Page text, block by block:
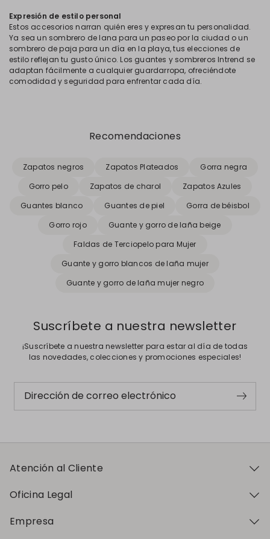
Expresión de estilo personal
Estos accesorios narran quién eres y expresan tu personalidad.
Ya sea un sombrero de lana para un paseo por la ciudad o un
sombrero de paja para un día en la playa, tus elecciones de
estilo reflejan tu gusto único. Los guantes y sombreros Intrend se
adaptan fácilmente a cualquier guardarropa, ofreciéndote
comodidad y seguridad para enfrentar cada día.
Recomendaciones
Zapatos negros Zapatos Plateados
Gorra negra
Gorro pelo
Zapatos de charol
Zapatos Azules
Guantes blanco
Guantes de piel
Gorra de béisbol
Gorro rojo
Guante y gorro de laña beige
Faldas de Terciopelo para Mujer
Guante y gorro blancos de laña mujer
Guante y gorro de laña mujer negro
Suscríbete a nuestra newsletter
¡Suscríbete a nuestra newsletter para estar al día de todas
las novedades, colecciones y promociones especiales!
Dirección de correo electrónico
Atención al Cliente
Oficina Legal
Empresa